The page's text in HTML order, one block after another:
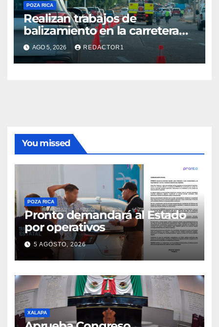
POZA RICA
Realizan trabajos de
balizamiento en la carretera
Poza Rica–Cazones
AGO 5, 2026 REDACTOR1
You missed
POZA RICA
Pronto demandará al Estado
por operativos
5 AGOSTO, 2026
XALAPA